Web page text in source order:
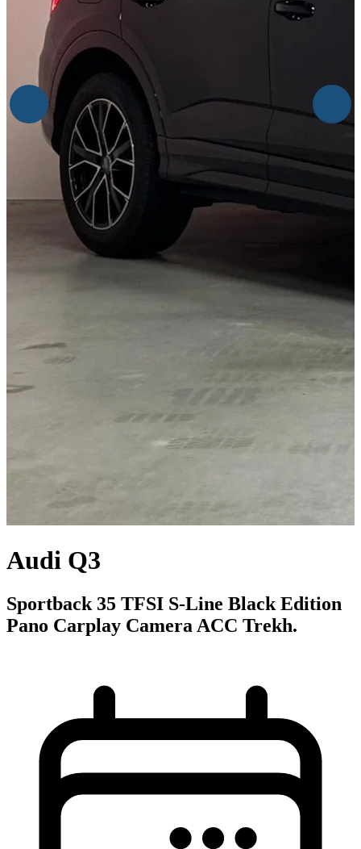
Audi Q3
Sportback 35 TFSI S-Line Black Edition
Pano Carplay Camera ACC Trekh.